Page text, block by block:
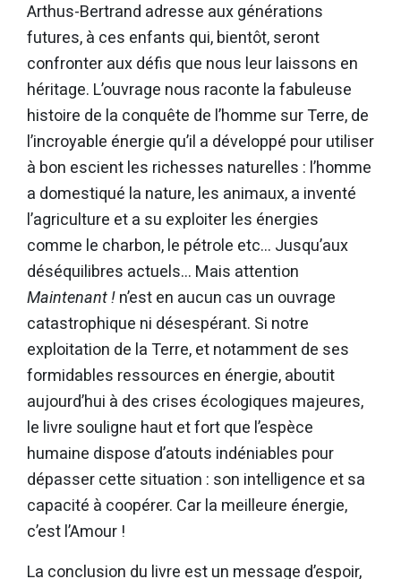
Arthus-Bertrand adresse aux générations
futures, à ces enfants qui, bientôt, seront
confronter aux défis que nous leur laissons en
héritage. L’ouvrage nous raconte la fabuleuse
histoire de la conquête de l’homme sur Terre, de
l’incroyable énergie qu’il a développé pour utiliser
à bon escient les richesses naturelles : l’homme
a domestiqué la nature, les animaux, a inventé
l’agriculture et a su exploiter les énergies
comme le charbon, le pétrole etc… Jusqu’aux
déséquilibres actuels… Mais attention
Maintenant ! n’est en aucun cas un ouvrage
catastrophique ni désespérant. Si notre
exploitation de la Terre, et notamment de ses
formidables ressources en énergie, aboutit
aujourd’hui à des crises écologiques majeures,
le livre souligne haut et fort que l’espèce
humaine dispose d’atouts indéniables pour
dépasser cette situation : son intelligence et sa
capacité à coopérer. Car la meilleure énergie,
c’est l’Amour !
La conclusion du livre est un message d’espoir,